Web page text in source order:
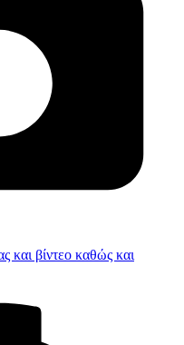
και βίντεο καθώς και